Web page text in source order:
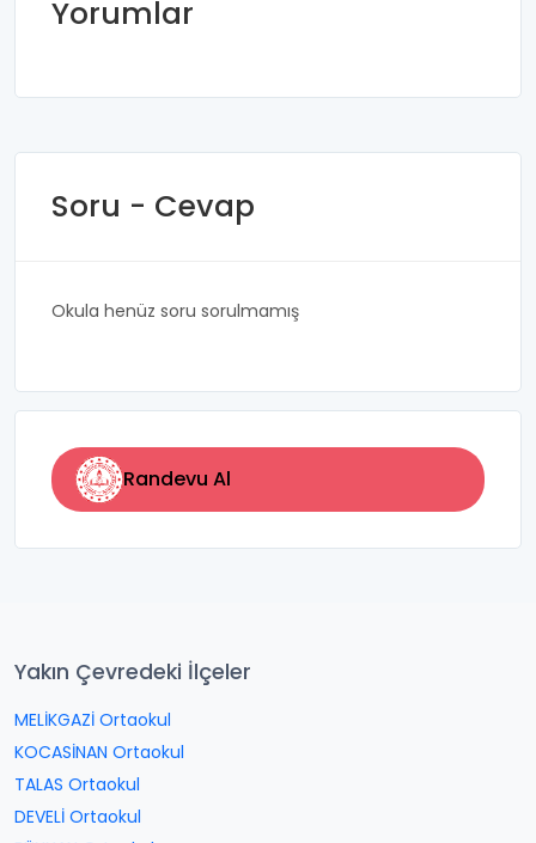
Yorumlar
Soru - Cevap
Okula henüz soru sorulmamış
Randevu Al
Yakın Çevredeki İlçeler
MELİKGAZİ Ortaokul
KOCASİNAN Ortaokul
TALAS Ortaokul
DEVELİ Ortaokul